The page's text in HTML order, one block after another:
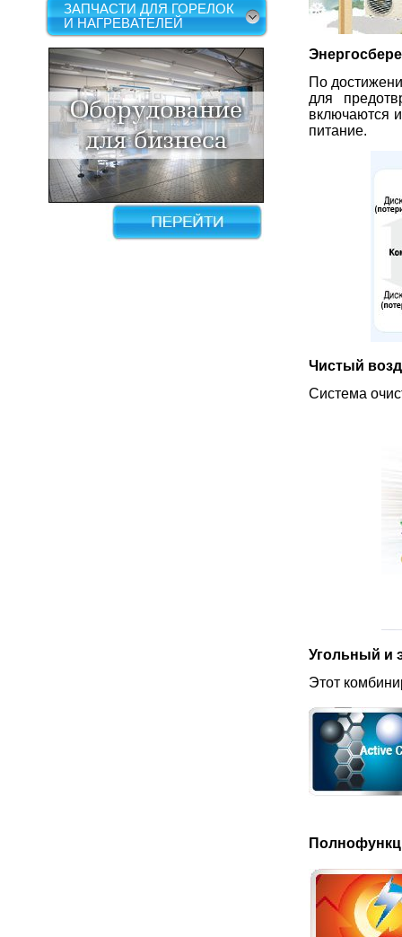
ЗАПЧАСТИ ДЛЯ ГОРЕЛОК
И НАГРЕВАТЕЛЕЙ
По
для
включаются
питание.
Чистый
Система
Угольный и
Этот